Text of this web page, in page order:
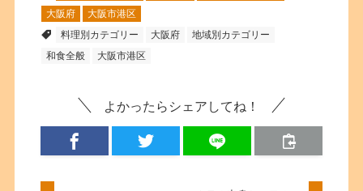
大阪府
大阪市港区
料理別カテゴリー
大阪府
地域別カテゴリー
和食全般
大阪市港区
よかったらシェアしてね！